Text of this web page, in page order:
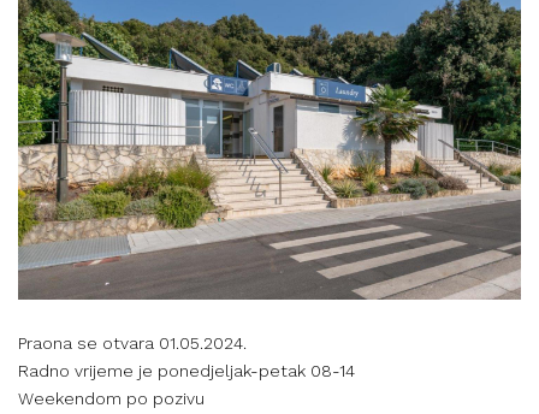
Praona se otvara 01.05.2024.
Radno vrijeme je ponedjeljak-petak 08-14
Weekendom po pozivu